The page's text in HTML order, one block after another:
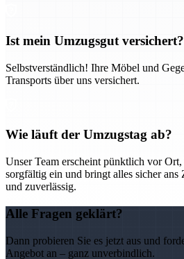
Ist mein Umzugsgut versichert?
Selbstverständlich! Ihre Möbel und
Transports über uns versichert.
Wie läuft der Umzugstag ab?
Unser Team erscheint pünktlich vor
sorgfältig ein und bringt alles sicher ans
und zuverlässig.
Alle Fragen geklärt?
Dann probieren Sie es jetzt aus und
Angebot an – ganz unverbindlich.